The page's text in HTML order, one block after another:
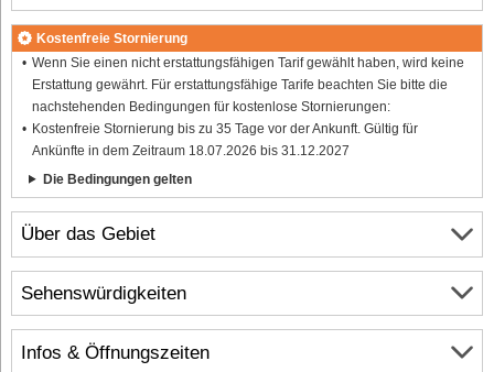
Über das Gebiet
Infos & Öffnungszeiten
Kostenfreie Stornierung
Wenn Sie einen nicht erstattungsfähigen Tarif gewählt haben, wird keine
Erstattung gewährt. Für erstattungsfähige Tarife beachten Sie bitte die
nachstehenden Bedingungen für kostenlose Stornierungen:
Kostenfreie Stornierung bis zu 35 Tage vor der Ankunft. Gültig für
Ankünfte in dem Zeitraum 18.07.2026 bis 31.12.2027
Die Bedingungen gelten
Sehenswürdigkeiten